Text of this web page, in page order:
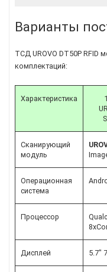
Варианты
ТСД UROVO DT50P RFID
комплектаций:
Характеристика
Сканирующий
модуль
Операционная
система
Процессор
Дисплей 5.7"